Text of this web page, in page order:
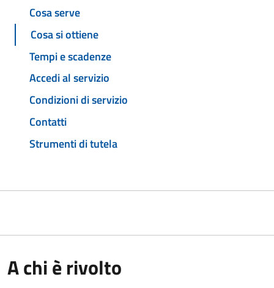
Cosa serve
Cosa si ottiene
Tempi e scadenze
Accedi al servizio
Condizioni di servizio
Contatti
Strumenti di tutela
A chi è rivolto